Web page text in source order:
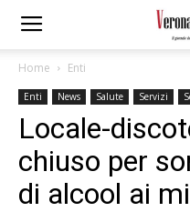
Home Enti
Enti News Salute Servizi
Locale-
chiuso per
di alcool ai